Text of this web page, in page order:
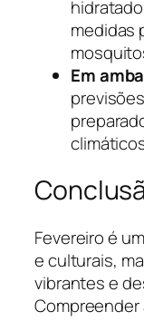
medidas
Em
Fevereiro é
e culturais,
vibrantes e